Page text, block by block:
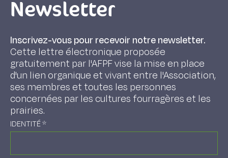
Newsletter
Inscrivez-vous pour recevoir notre newsletter.
Cette lettre électronique proposée
gratuitement par l'AFPF vise la mise en place
d'un lien organique et vivant entre l'Association,
ses membres et toutes les personnes
concernées par les cultures fourragères et les
prairies.
IDENTITÉ*